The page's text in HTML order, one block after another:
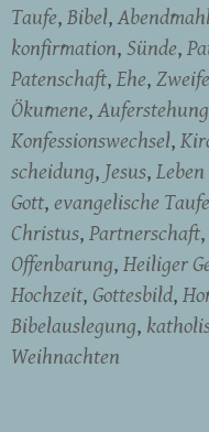
Taufe Bibel Abendmahl
konfirmation Sünde
Patenschaft Ehe
Ökumene Auferstehung
Konfessionswechsel
scheidung Jesus
Gott evangelische Taufe
Christus Partnerschaft
Offenbarung Heiliger
Hochzeit Gottesbild
Bibelauslegung
Weihnachten